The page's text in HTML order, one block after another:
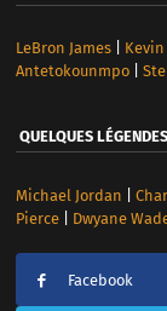
LeBron James|
Antetokounmpo|
QUELQUES LÉGENDES
Michael Jordan
Pierce| Dwyane
Facebook